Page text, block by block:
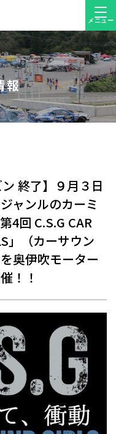
メニュー
報
ン 終了】９月３日
ャンルのカーミ
4回 C.S.G CAR
」（カーサウン
奥伊吹モーター
！！